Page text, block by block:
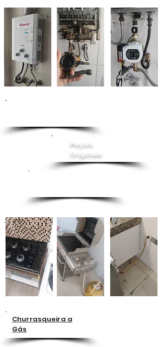
Peças
Originais
Churrasqueira a
Gás